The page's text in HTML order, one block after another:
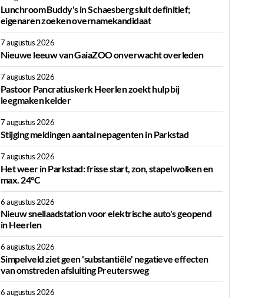
Lunchroom Buddy's in Schaesberg sluit definitief;
eigenaren zoeken overnamekandidaat
7 augustus 2026
Nieuwe leeuw van GaiaZOO onverwacht overleden
7 augustus 2026
Pastoor Pancratiuskerk Heerlen zoekt hulp bij
leegmaken kelder
7 augustus 2026
Stijging meldingen aantal nepagenten in Parkstad
7 augustus 2026
Het weer in Parkstad: frisse start, zon, stapelwolken en
max. 24°C
6 augustus 2026
Nieuw snellaadstation voor elektrische auto's geopend
in Heerlen
6 augustus 2026
Simpelveld ziet geen 'substantiële' negatieve effecten
van omstreden afsluiting Preutersweg
6 augustus 2026